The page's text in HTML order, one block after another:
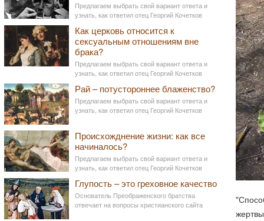
Предлагаем выбрать свой вариант ответа и
узнать, как ответил отец Георгий Кочетков
Как церковь относится к
сексуальным отношениям вне
брака?
Предлагаем выбрать свой вариант ответа и
узнать, как ответил отец Георгий Кочетков
Рай – потустороннее блаженство?
Предлагаем выбрать свой вариант ответа и
узнать, как ответил отец Георгий Кочетков
Происхожднение жизни: как все
начиналось?
Предлагаем выбрать свой вариант ответа и
узнать, как ответил отец Георгий Кочетков
Глупость – это греховное качество
Основатель Преображенского братства
отвечает на вопросы христианского сайта